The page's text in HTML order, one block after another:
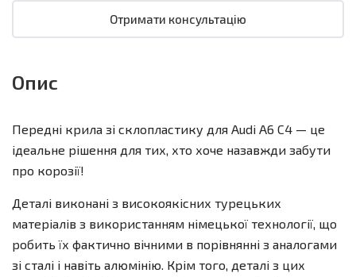
Отримати консультацію
Опис
Передні крила зі склопластику для Audi A6 C4 — це
ідеальне рішення для тих, хто хоче назавжди забути
про корозії!
Деталі виконані з високоякісних турецьких
матеріалів з використанням німецької технології, що
робить їх фактично вічними в порівнянні з аналогами
зі сталі і навіть алюмінію. Крім того, деталі з цих